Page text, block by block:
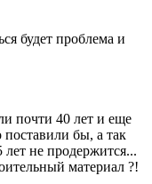
будет проблема и
почти 40 лет и еще
поставили бы, а так
не продержится...
материал ?!